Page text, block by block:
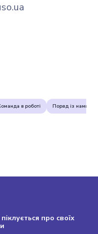
в роботі Поряд із нами
про своїх